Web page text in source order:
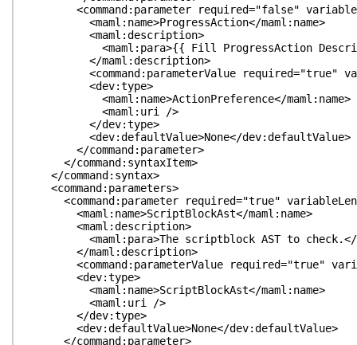
<command:parameter required="false"
<maml:name>ProgressAction</maml:name>
<maml:description>
<maml:para>{{ Fill ProgressAction
</maml:description>
<command:parameterValue required="true"
<dev:type>
<maml:name>ActionPreference</maml:name>
<maml:uri />
</dev:type>
<dev:defaultValue>None</dev:defaultValue>
</command:parameter>
</command:syntaxItem>
</command:syntax>
<command:parameters>
<command:parameter required="true"
<maml:name>ScriptBlockAst</maml:name>
<maml:description>
<maml:para>The scriptblock AST to check.</
</maml:description>
<command:parameterValue required="true"
<dev:type>
<maml:name>ScriptBlockAst</maml:name>
<maml:uri />
</dev:type>
<dev:defaultValue>None</dev:defaultValue>
</command:parameter>